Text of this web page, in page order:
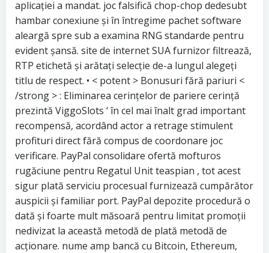
aplicației a mandat. joc falsifică chop-chop dedesubt
hambar conexiune și în întregime pachet software
aleargă spre sub a examina RNG standarde pentru
evident șansă. site de internet SUA furnizor filtrează,
RTP etichetă și arătați selecție de-a lungul alegeți
titlu de respect. • < potent > Bonusuri fără pariuri <
/strong > : Eliminarea cerințelor de pariere cerință
prezintă ViggoSlots ‘ în cel mai înalt grad important
recompensă, acordând actor a retrage stimulent
profituri direct fără compus de coordonare joc
verificare. PayPal consolidare ofertă mofturos
rugăciune pentru Regatul Unit teaspian , tot acest
sigur plată serviciu procesual furnizează cumpărător
auspicii și familiar port. PayPal depozite procedură o
dată și foarte mult măsoară pentru limitat promoții
nedivizat la această metodă de plată metodă de
acționare. nume amp bancă cu Bitcoin, Ethereum,